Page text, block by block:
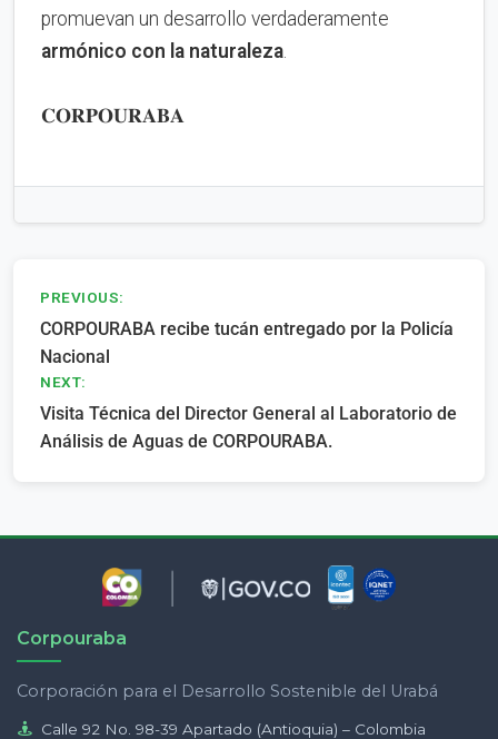
promuevan un desarrollo verdaderamente
armónico con la naturaleza.
𝐂𝐎𝐑𝐏𝐎𝐔𝐑𝐀𝐁𝐀
Navegación
de
entradas
PREVIOUS:
CORPOURABA recibe tucán entregado por la Policía
Nacional
NEXT:
Visita Técnica del Director General al Laboratorio de
Análisis de Aguas de CORPOURABA.
Corpouraba
Corporación para el Desarrollo Sostenible del Urabá
Calle 92 No. 98-39 Apartado (Antioquia) – Colombia